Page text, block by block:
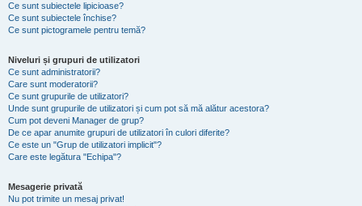
Ce sunt subiectele lipicioase?
Ce sunt subiectele închise?
Ce sunt pictogramele pentru temă?
Niveluri și grupuri de utilizatori
Ce sunt administratorii?
Care sunt moderatorii?
Ce sunt grupurile de utilizatori?
Unde sunt grupurile de utilizatori și cum pot să mă alătur acestora?
Cum pot deveni Manager de grup?
De ce apar anumite grupuri de utilizatori în culori diferite?
Ce este un "Grup de utilizatori implicit"?
Care este legătura "Echipa"?
Mesagerie privată
Nu pot trimite un mesaj privat!